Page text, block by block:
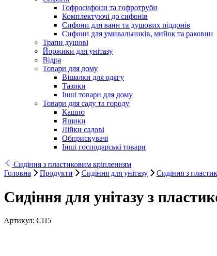
Гофросифони та гофротруби
Комплектуючі до сифонів
Сифони для ванн та душових піддонів
Сифони для умивальників, мийок та раковин
Трапи душові
Йоржики для унітазу
Відра
Товари для дому
Вішалки для одягу
Тазики
Інші товари для дому
Товари для саду та городу
Кашпо
Ящики
Лійки садові
Обприскувачі
Інші господарські товари
Сидіння з пластиковим кріпленням
Головна
Продукти Сидіння для унітазу Сидіння з
Сидіння для унітазу з
Артикул: СП5